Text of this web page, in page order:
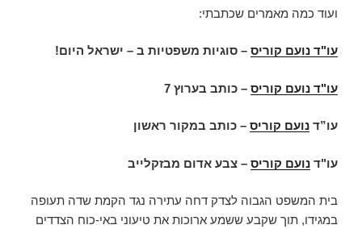
ועוד כמה מאמרים שכתבתי:
עו"ד נועם קוריס – סוגיות משפטיות ב – ישראל היום!
עו"ד נועם קוריס – כותב בערוץ 7
עו”ד נועם קוריס – כותב במקור ראשון
עו"ד נועם קוריס – צבע אדום מבזקלייב
בית המשפט הגבוה לצדק דחה עתירה נגד הקמת שדה תעופה
במגידו, תוך שקבע ששמע ארוכות את טיעוני באי-כוח הצדדים